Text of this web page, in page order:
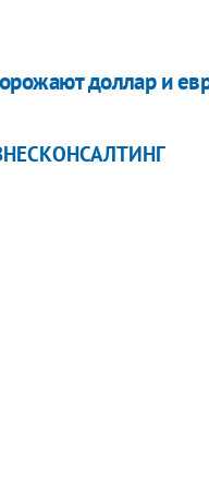
доллар и